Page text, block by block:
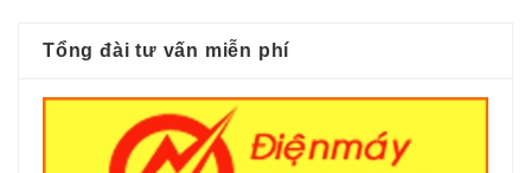
Tổng đài tư vấn miễn phí